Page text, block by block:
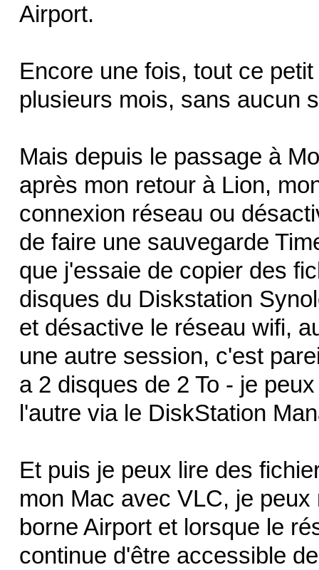
Airport.
Encore une fois, tout ce
plusieurs mois, sans aucun
Mais depuis le passage à
après mon retour à Lion,
connexion réseau ou
de faire une sauvegarde
que j'essaie de copier des
disques du Diskstation
et désactive le réseau wifi,
une autre session, c'est
a 2 disques de 2 To - je
l'autre via le DiskStation
Et puis je peux lire des
mon Mac avec VLC, je
borne Airport et lorsque le
continue d'être accessible